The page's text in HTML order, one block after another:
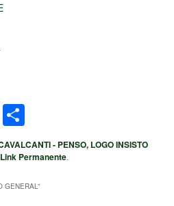
Telegram
- PENSO, LOGO INSISTO
Link Permanente.
GENERAL”